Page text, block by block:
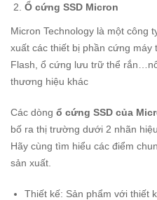
Ổ cứng SSD Micron
Micron Technology là một công
xuất các thiết bị phần cứng
Flash, ổ cứng lưu trữ thể
thương hiệu khác
Các dòng ổ cứng SSD của
bố ra thị trường dưới 2 nhãn
Hãy cùng tìm hiểu các điểm
sản xuất.
Thiết kế: Sản phẩm với thiết